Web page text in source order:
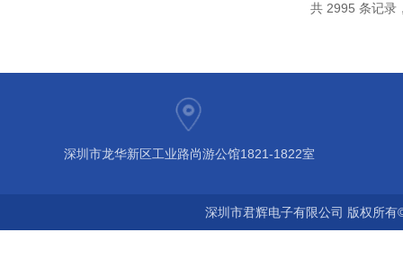
共 2995 条记
深圳市龙华新区工业路尚游公馆1821-1822室
深圳市君辉电子有限公司 版权所